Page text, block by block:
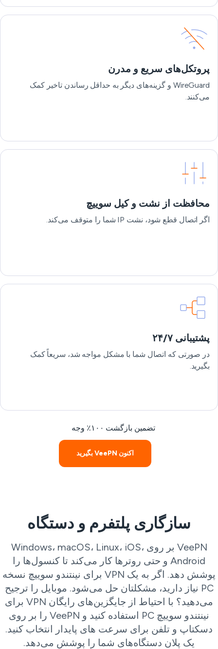
پروتکل‌های سریع و مدرن
WireGuard و گزینه‌های دیگر به حداقل رساندن تاخیر کمک
می‌کنند.
محافظت از نشت و کيل سوييچ
اگر اتصال قطع شود، نشت IP شما را متوقف می‌کند.
پشتیبانی ۲۴/۷
در صورتی که اتصال شما با مشکل مواجه شد، سریعاً کمک
بگیرید.
تضمین بازگشت ۱۰۰٪ وجه
اکنون VeePN بگیرید
سازگاری پلتفرم و دستگاه
VeePN بر روی Windows، macOS، Linux، iOS،
Android و حتی روترها کار می‌کند تا کنسول‌ها را
پوشش دهد. اگر به یک VPN برای نینتندو سوییچ نسخه
PC نیاز دارید، مشکلتان حل می‌شود. موبایل را ترجیح
می‌دهید؟ با احتیاط از جایگزین‌های رایگان VPN برای
نینتندو سوییچ PC استفاده کنید و VeePN را بر روی
دسکتاپ و تلفن برای سرعت های پایدار انتخاب کنید.
یک پلان دستگاه‌های شما را پوشش می‌دهد.